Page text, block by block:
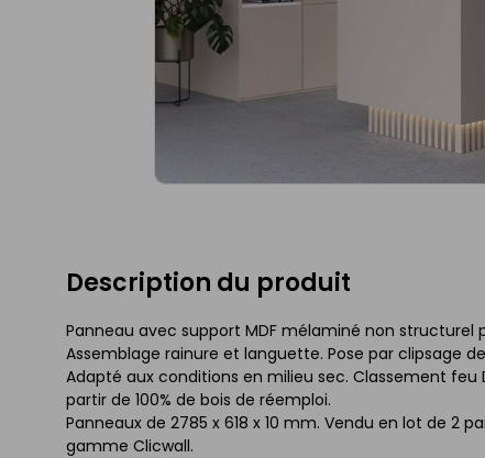
Description du produit
Panneau avec support MDF mélaminé non
Assemblage rainure et languette. Pose par clipsage
Adapté aux conditions en milieu sec. Classement
partir de 100% de bois de réemploi.
Panneaux de 2785 x 618 x 10 mm. Vendu en lot de 2
gamme Clicwall.